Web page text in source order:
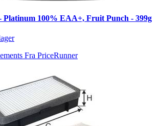
Platinum 100% EAA+, Fruit Punch - 399g
Fra PriceRunner